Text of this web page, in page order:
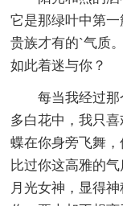
它是那绿叶中第
贵族才有的`气质
如此着迷与你？
每当我经过
多白花中，我只
蝶在你身旁飞舞
比过你这高雅的
月光女神，显得